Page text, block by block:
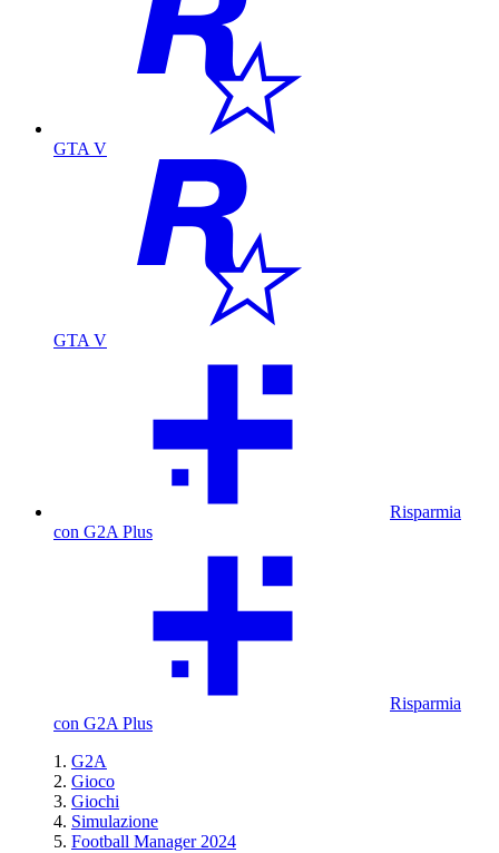
GTA V
GTA V
Risparmia
con G2A Plus
Risparmia
con G2A Plus
G2A
Gioco
Giochi
Simulazione
Football Manager 2024